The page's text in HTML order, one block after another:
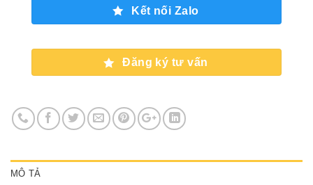
Kết nối Zalo
Đăng ký tư vấn
MÔ TẢ